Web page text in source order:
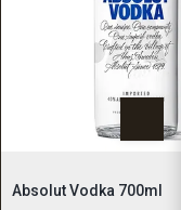
Absolut Vodka 700ml